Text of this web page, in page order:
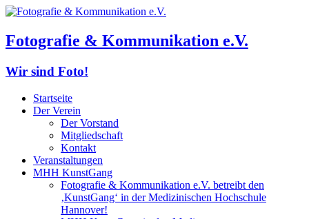
Fotografie & Kommunikation e.V.
Wir sind Foto!
Startseite
Der Verein
Der Vorstand
Mitgliedschaft
Kontakt
Veranstaltungen
MHH KunstGang
Fotografie & Kommunikation e.V. betreibt den
‚KunstGang‘ in der Medizinischen Hochschule
Hannover!